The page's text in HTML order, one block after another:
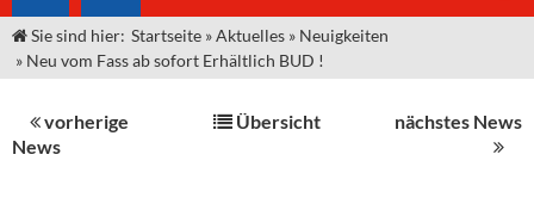
ÜBER UNS
Unser Liefergebiet
Angebote Gastronomie & Großhandel
MARKEN & PRODUKTE
Sie sind hier: Startseite »Aktuelles » Neuigkeiten
» Neu vom Fass ab sofort Erhältlich BUD !
vorherige
News
Übersicht nächstes News